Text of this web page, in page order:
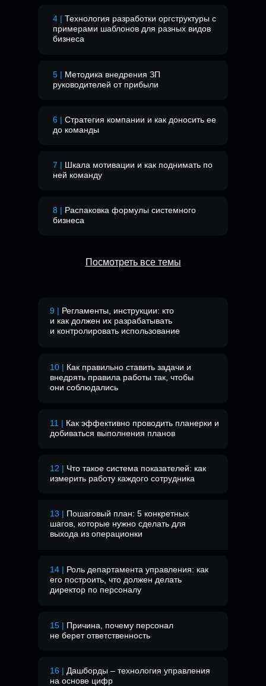
5 | Методика внедрения ЗП
руководителей от прибыли
7 | Шкала мотивации и как поднимать по
ней команду
4 | Технология разработки оргструктуры с
примерами шаблонов для разных видов
бизнеса
6 | Стратегия компании и как доносить ее
до команды
8 | Распаковка формулы системного
бизнеса
Посмотреть все темы
11 | Как эффективно проводить планерки и
добиваться выполнения планов
12 | Что такое система показателей: как
измерить работу каждого сотрудника
13 | Пошаговый план: 5 конкретных
шагов, которые нужно сделать для
выхода из операционки
15 | Причина, почему персонал
не берет ответственность
14 | Роль департамента управления: как
его построить, что должен делать
директор по персоналу
16 | Дашборды – технология управления
на основе цифр
9 | Регламенты, инструкции: кто
и как должен их разрабатывать
и контролировать использование
10 | Как правильно ставить задачи и
внедрять правила работы так, чтобы
они соблюдались